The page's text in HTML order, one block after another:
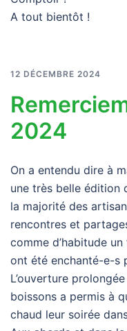
A tout bientôt !
12 DÉCEMBRE 2024
2024
On a entendu dire à
une très belle édition
la majorité des
rencontres et
comme d’habitude
ont été enchanté-e-s
L’ouverture
boissons a permis à
chaud leur soirée